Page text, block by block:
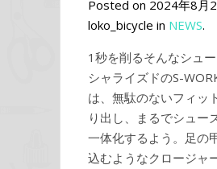
Posted on 2024年8月
loko_bicycle in NEWS.
1秒を削るそんなシュ
シャライズドのS-
は、無駄のないフィッ
り出し、まるでシュー
一体化するよう。足の
込むようなクロージャ